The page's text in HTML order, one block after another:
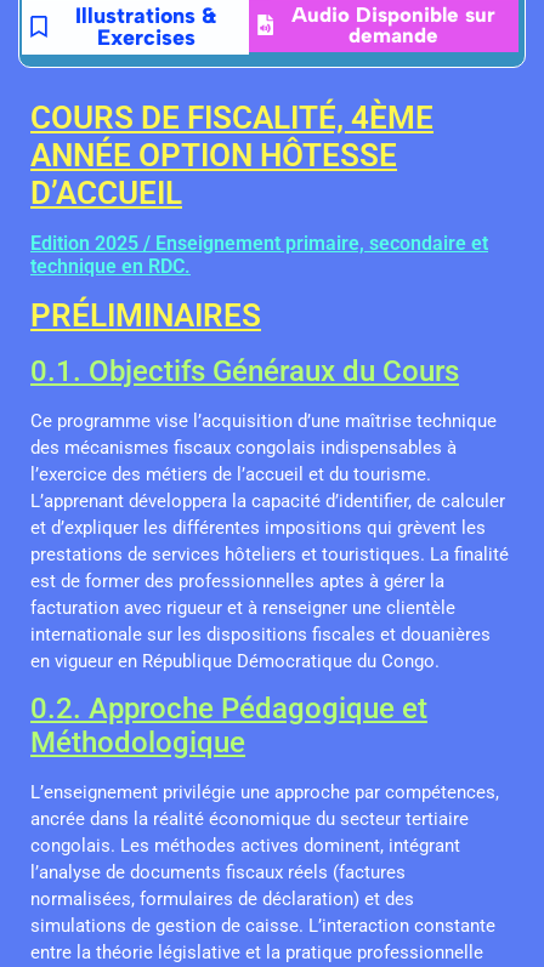
Illustrations &
Exercises
Audio Disponible sur
demande
COURS DE FISCALITÉ, 4ÈME
ANNÉE OPTION HÔTESSE
D’ACCUEIL
Edition 2025 / Enseignement primaire, secondaire et
technique en RDC.
PRÉLIMINAIRES
0.1. Objectifs Généraux du Cours
Ce programme vise l’acquisition d’une maîtrise technique
des mécanismes fiscaux congolais indispensables à
l’exercice des métiers de l’accueil et du tourisme.
L’apprenant développera la capacité d’identifier, de calculer
et d’expliquer les différentes impositions qui grèvent les
prestations de services hôteliers et touristiques. La finalité
est de former des professionnelles aptes à gérer la
facturation avec rigueur et à renseigner une clientèle
internationale sur les dispositions fiscales et douanières
en vigueur en République Démocratique du Congo.
0.2. Approche Pédagogique et
Méthodologique
L’enseignement privilégie une approche par compétences,
ancrée dans la réalité économique du secteur tertiaire
congolais. Les méthodes actives dominent, intégrant
l’analyse de documents fiscaux réels (factures
normalisées, formulaires de déclaration) et des
simulations de gestion de caisse. L’interaction constante
entre la théorie législative et la pratique professionnelle